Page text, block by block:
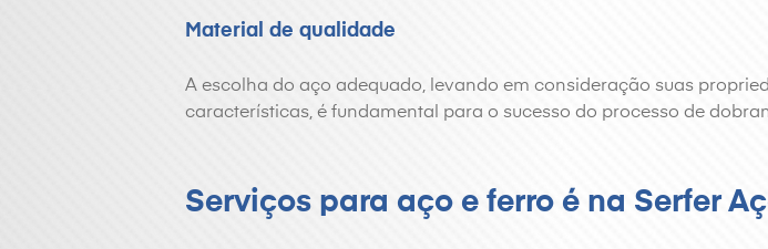
Material de qualidade
A escolha do aço adequado, levando em consideração suas
características, é fundamental para o sucesso do processo de
Serviços para aço e ferro é na Serfer